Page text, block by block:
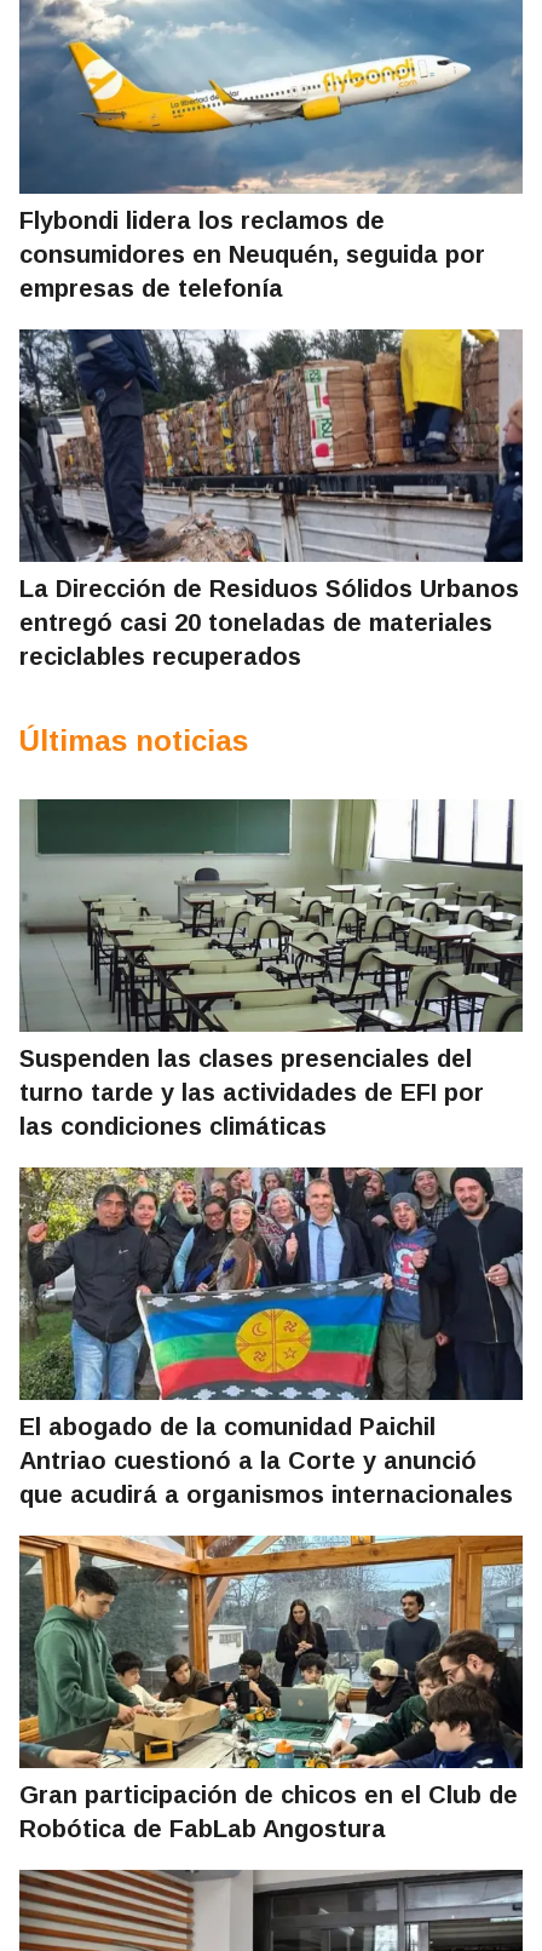
Flybondi lidera los reclamos de
consumidores en Neuquén, seguida por
empresas de telefonía
La Dirección de Residuos Sólidos Urbanos
entregó casi 20 toneladas de materiales
reciclables recuperados
Últimas noticias
Suspenden las clases presenciales del
turno tarde y las actividades de EFI por
las condiciones climáticas
El abogado de la comunidad Paichil
Antriao cuestionó a la Corte y anunció
que acudirá a organismos internacionales
Gran participación de chicos en el Club de
Robótica de FabLab Angostura